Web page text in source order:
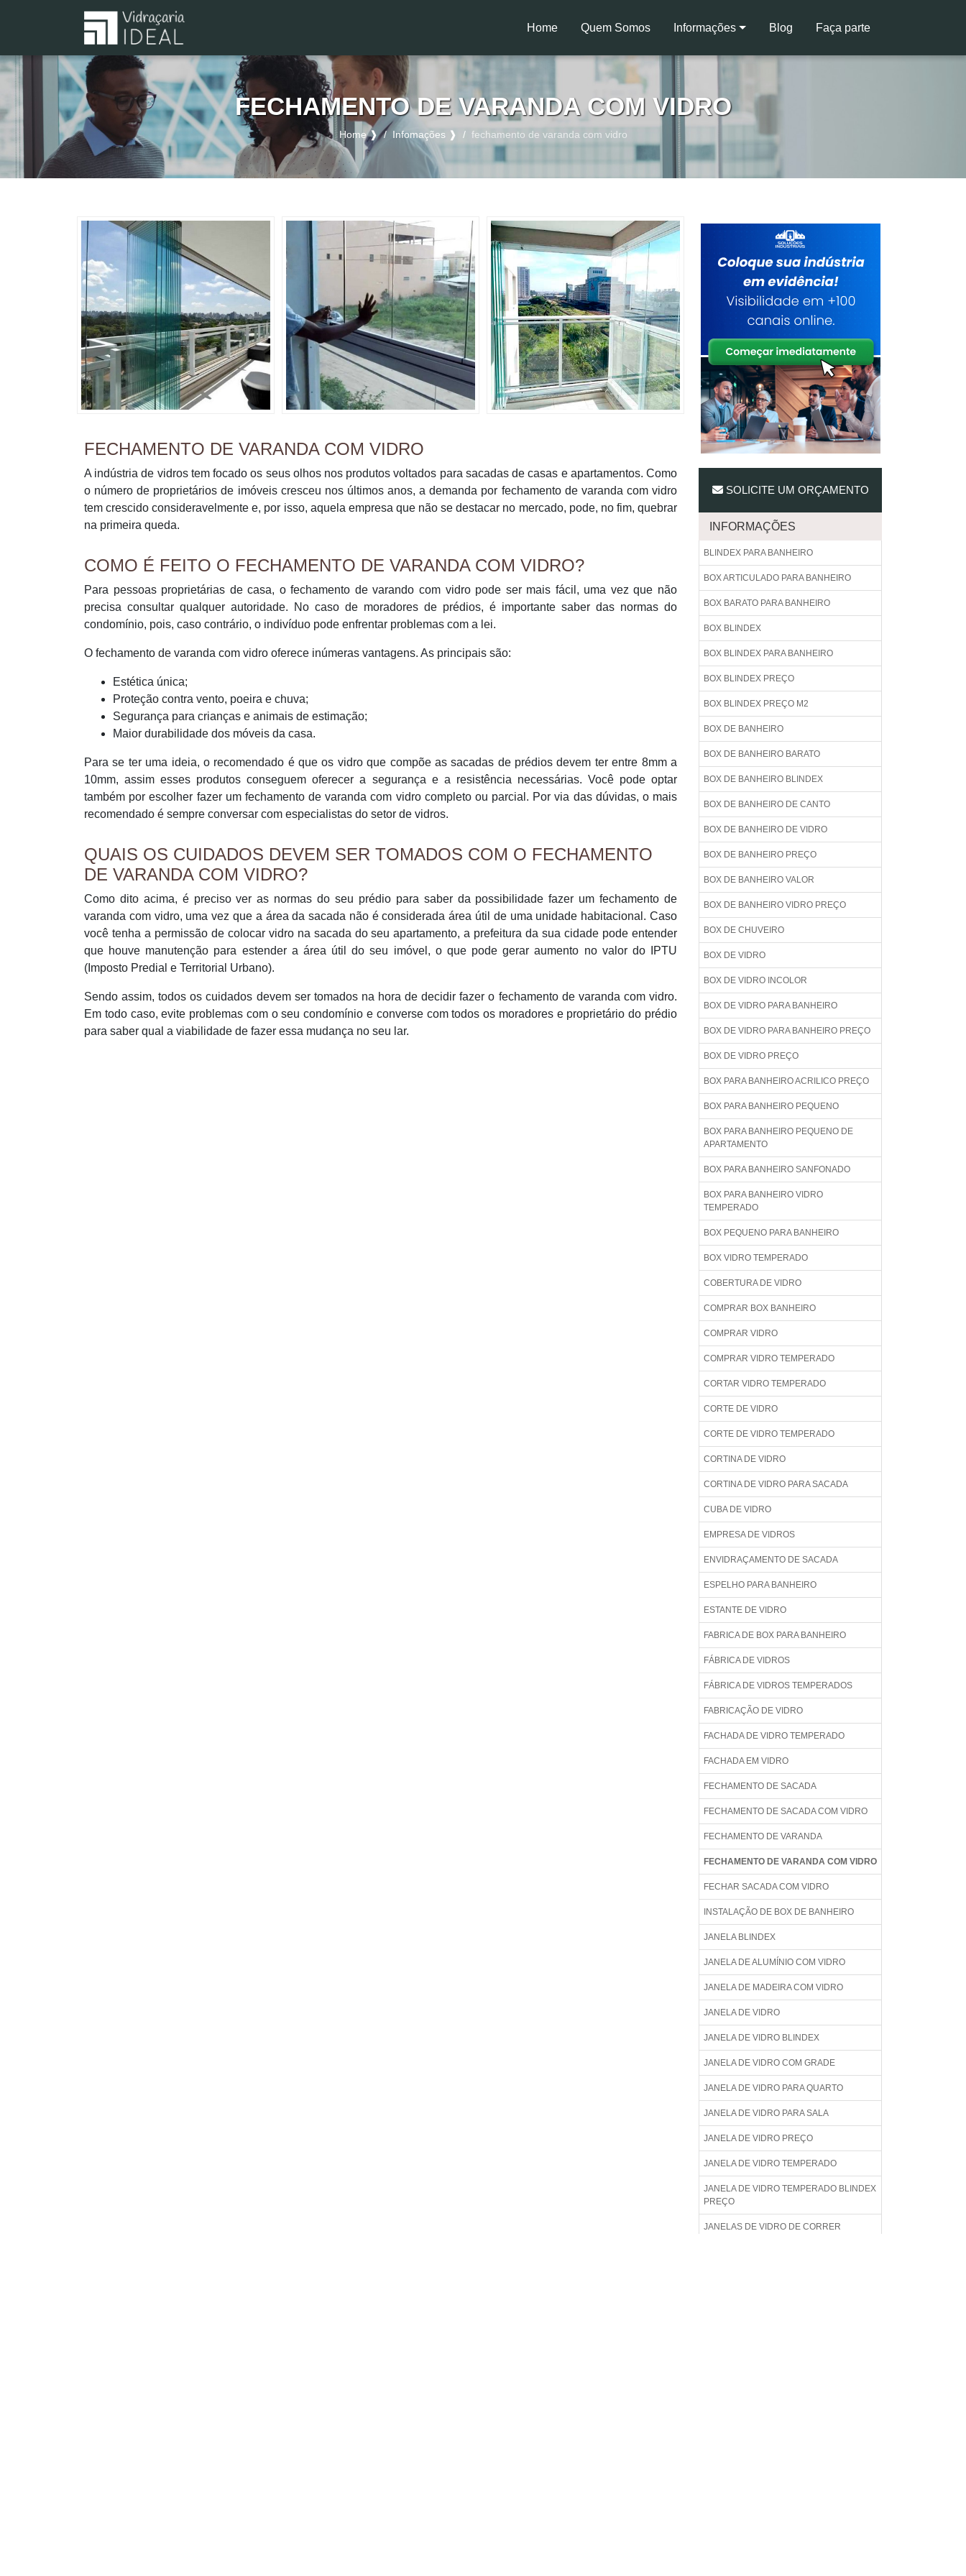
Home
(current)
Quem Somos Informações Blog Faça parte
FECHAMENTO DE VARANDA COM VIDRO
Home ❱ Infomações ❱ fechamento de varanda com vidro
FECHAMENTO DE VARANDA COM VIDRO
A indústria de vidros tem focado os seus olhos nos produtos voltados para sacadas de casas e apartamentos. Como
o número de proprietários de imóveis cresceu nos últimos anos, a demanda por fechamento de varanda com vidro
tem crescido consideravelmente e, por isso, aquela empresa que não se destacar no mercado, pode, no fim, quebrar
na primeira queda.
COMO É FEITO O FECHAMENTO DE VARANDA COM VIDRO?
Para pessoas proprietárias de casa, o fechamento de varando com vidro pode ser mais fácil, uma vez que não
precisa consultar qualquer autoridade. No caso de moradores de prédios, é importante saber das normas do
condomínio, pois, caso contrário, o indivíduo pode enfrentar problemas com a lei.
O fechamento de varanda com vidro oferece inúmeras vantagens. As principais são:
Estética única;
Proteção contra vento, poeira e chuva;
Segurança para crianças e animais de estimação;
Maior durabilidade dos móveis da casa.
Para se ter uma ideia, o recomendado é que os vidro que compõe as sacadas de prédios devem ter entre 8mm a
10mm, assim esses produtos conseguem oferecer a segurança e a resistência necessárias. Você pode optar
também por escolher fazer um fechamento de varanda com vidro completo ou parcial. Por via das dúvidas, o mais
recomendado é sempre conversar com especialistas do setor de vidros.
QUAIS OS CUIDADOS DEVEM SER TOMADOS COM O FECHAMENTO
DE VARANDA COM VIDRO?
Como dito acima, é preciso ver as normas do seu prédio para saber da possibilidade fazer um fechamento de
varanda com vidro, uma vez que a área da sacada não é considerada área útil de uma unidade habitacional. Caso
você tenha a permissão de colocar vidro na sacada do seu apartamento, a prefeitura da sua cidade pode entender
que houve manutenção para estender a área útil do seu imóvel, o que pode gerar aumento no valor do IPTU
(Imposto Predial e Territorial Urbano).
Sendo assim, todos os cuidados devem ser tomados na hora de decidir fazer o fechamento de varanda com vidro.
Em todo caso, evite problemas com o seu condomínio e converse com todos os moradores e proprietário do prédio
para saber qual a viabilidade de fazer essa mudança no seu lar.
SOLICITE UM ORÇAMENTO
INFORMAÇÕES
BLINDEX PARA BANHEIRO
BOX ARTICULADO PARA BANHEIRO
BOX BARATO PARA BANHEIRO
BOX BLINDEX
BOX BLINDEX PARA BANHEIRO
BOX BLINDEX PREÇO
BOX BLINDEX PREÇO M2
BOX DE BANHEIRO
BOX DE BANHEIRO BARATO
BOX DE BANHEIRO BLINDEX
BOX DE BANHEIRO DE CANTO
BOX DE BANHEIRO DE VIDRO
BOX DE BANHEIRO PREÇO
BOX DE BANHEIRO VALOR
BOX DE BANHEIRO VIDRO PREÇO
BOX DE CHUVEIRO
BOX DE VIDRO
BOX DE VIDRO INCOLOR
BOX DE VIDRO PARA BANHEIRO
BOX DE VIDRO PARA BANHEIRO PREÇO
BOX DE VIDRO PREÇO
BOX PARA BANHEIRO ACRILICO PREÇO
BOX PARA BANHEIRO PEQUENO
BOX PARA BANHEIRO PEQUENO DE
APARTAMENTO
BOX PARA BANHEIRO SANFONADO
BOX PARA BANHEIRO VIDRO
TEMPERADO
BOX PEQUENO PARA BANHEIRO
BOX VIDRO TEMPERADO
COBERTURA DE VIDRO
COMPRAR BOX BANHEIRO
COMPRAR VIDRO
COMPRAR VIDRO TEMPERADO
CORTAR VIDRO TEMPERADO
CORTE DE VIDRO
CORTE DE VIDRO TEMPERADO
CORTINA DE VIDRO
CORTINA DE VIDRO PARA SACADA
CUBA DE VIDRO
EMPRESA DE VIDROS
ENVIDRAÇAMENTO DE SACADA
ESPELHO PARA BANHEIRO
ESTANTE DE VIDRO
FABRICA DE BOX PARA BANHEIRO
FÁBRICA DE VIDROS
FÁBRICA DE VIDROS TEMPERADOS
FABRICAÇÃO DE VIDRO
FACHADA DE VIDRO TEMPERADO
FACHADA EM VIDRO
FECHAMENTO DE SACADA
FECHAMENTO DE SACADA COM VIDRO
FECHAMENTO DE VARANDA
FECHAMENTO DE VARANDA COM VIDRO
FECHAR SACADA COM VIDRO
INSTALAÇÃO DE BOX DE BANHEIRO
JANELA BLINDEX
JANELA DE ALUMÍNIO COM VIDRO
JANELA DE MADEIRA COM VIDRO
JANELA DE VIDRO
JANELA DE VIDRO BLINDEX
JANELA DE VIDRO COM GRADE
JANELA DE VIDRO PARA QUARTO
JANELA DE VIDRO PARA SALA
JANELA DE VIDRO PREÇO
JANELA DE VIDRO TEMPERADO
JANELA DE VIDRO TEMPERADO BLINDEX
PREÇO
JANELAS DE VIDRO DE CORRER